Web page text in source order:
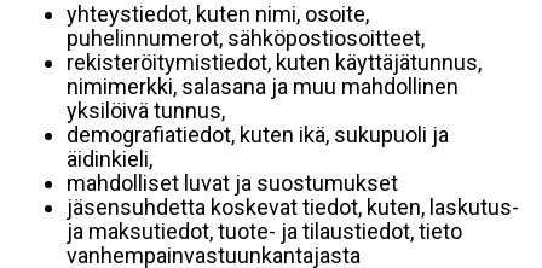
yhteystiedot, kuten nimi, osoite,
puhelinnumerot, sähköpostiosoitteet,
rekisteröitymistiedot, kuten käyttäjätunnus,
nimimerkki, salasana ja muu mahdollinen
yksilöivä tunnus,
demografiatiedot, kuten ikä, sukupuoli ja
äidinkieli,
mahdolliset luvat ja suostumukset
jäsensuhdetta koskevat tiedot, kuten, laskutus-
ja maksutiedot, tuote- ja tilaustiedot, tieto
vanhempainvastuunkantajasta